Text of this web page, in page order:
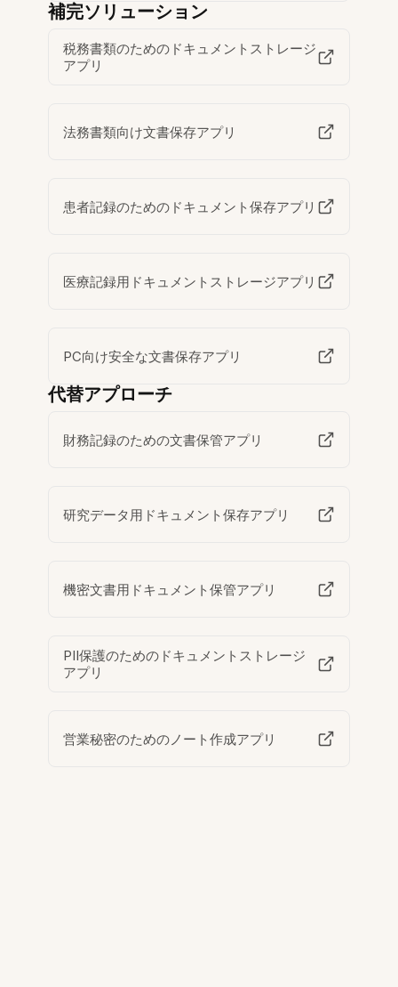
補完ソリューション
税務書類のためのドキュメントストレージ
アプリ
法務書類向け文書保存アプリ
患者記録のためのドキュメント保存アプリ
医療記録用ドキュメントストレージアプリ
PC向け安全な文書保存アプリ
代替アプローチ
財務記録のための文書保管アプリ
研究データ用ドキュメント保存アプリ
機密文書用ドキュメント保管アプリ
PII保護のためのドキュメントストレージ
アプリ
営業秘密のためのノート作成アプリ